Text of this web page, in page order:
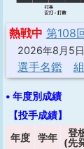
熱戦中 第108
2026年8月5
選手名鑑
• 年度別成績
【投手成績】
年度
学年
登
(先